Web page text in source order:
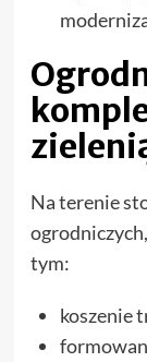
Na terenie
tym:
koszenie